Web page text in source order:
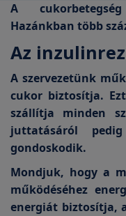
A
Hazánkban több
Az
A szervezetünk
cukor biztosítja.
szállítja minden
juttatásáról
gondoskodik.
Mondjuk, hogy a
működéséhez
energiát biztosítja,